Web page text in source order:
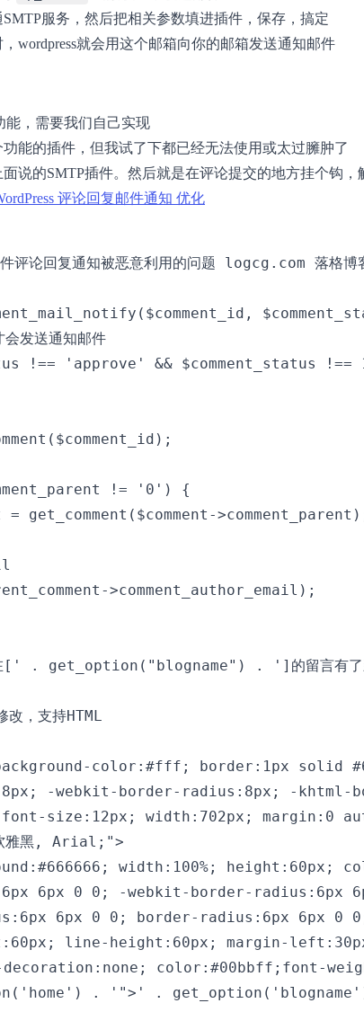
服务，然后把相关参数填进插件，保存，搞定
wordpress就会用这个邮箱向你的邮箱发送通知邮件
能，需要我们自己实现
能的插件，但我试了下都已经无法使用或太过臃肿了
说的SMTP插件。然后就是在评论提交的地方挂个钩，
评论回复邮件通知 优化
论回复通知被恶意利用的问题 logcg.com 落格博
发送通知邮件
!== 'approve' && $comment_status !==
!= '0') {
= get_comment($comment-
email
>comment_author_email);
. get_option("blogname") . ']的留言有了
改，支持HTML
color:#fff; border:1px solid
-webkit-border-radius:8px; -khtml-
size:12px; width:702px; margin:0
雅黑, Arial;">
width:100%; height:60px;
6px 0 0; -webkit-border-radius:6px
6px 0 0; border-radius:6px 6px 0
line-height:60px; margin-
decoration:none; color:#00bbff;font-
. '">' .